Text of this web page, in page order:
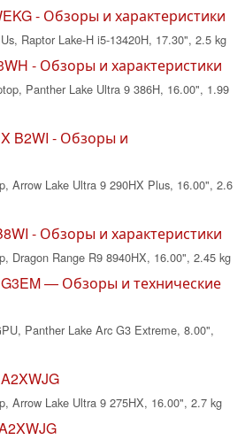
- Обзоры и характеристики
Raptor Lake-H i5-13420H, 17.30", 2.5 kg
- Обзоры и характеристики
Panther Lake Ultra 9 386H, 16.00", 1.99
B2WI - Обзоры и
Arrow Lake Ultra 9 290HX Plus, 16.00", 2.6
- Обзоры и характеристики
Dragon Range R9 8940HX, 16.00", 2.45 kg
— Обзоры и технические
Panther Lake Arc G3 Extreme, 8.00",
Arrow Lake Ultra 9 275HX, 16.00", 2.7 kg